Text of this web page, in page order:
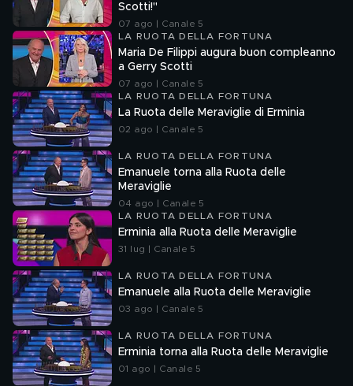
Scotti!"
07 ago | Canale 5
LA RUOTA DELLA FORTUNA
Maria De Filippi augura buon compleanno
a Gerry Scotti
07 ago | Canale 5
LA RUOTA DELLA FORTUNA
La Ruota delle Meraviglie di Erminia
02 ago | Canale 5
LA RUOTA DELLA FORTUNA
Emanuele torna alla Ruota delle
Meraviglie
04 ago | Canale 5
LA RUOTA DELLA FORTUNA
Erminia alla Ruota delle Meraviglie
31 lug | Canale 5
LA RUOTA DELLA FORTUNA
Emanuele alla Ruota delle Meraviglie
03 ago | Canale 5
LA RUOTA DELLA FORTUNA
Erminia torna alla Ruota delle Meraviglie
01 ago | Canale 5